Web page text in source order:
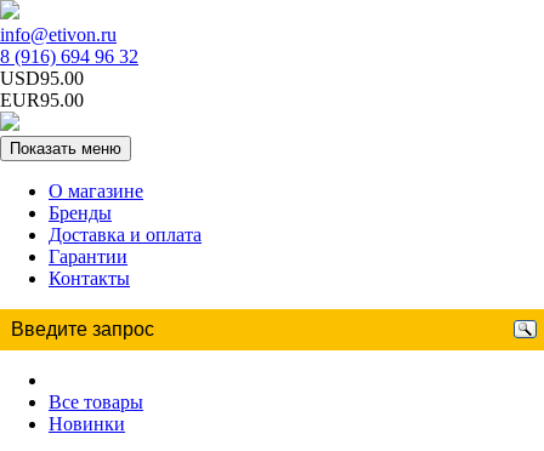
info@etivon.ru
8 (916) 694 96 32
USD95.00
EUR95.00
Показать меню
О магазине
Бренды
Доставка и оплата
Гарантии
Контакты
Все товары
Новинки